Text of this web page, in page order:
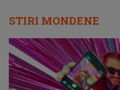
STIRI MONDENE